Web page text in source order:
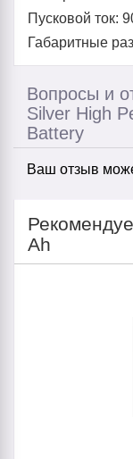
Пусковой ток:
Габаритные
Вопросы и
Silver High
Battery
Ваш отзыв
Ah